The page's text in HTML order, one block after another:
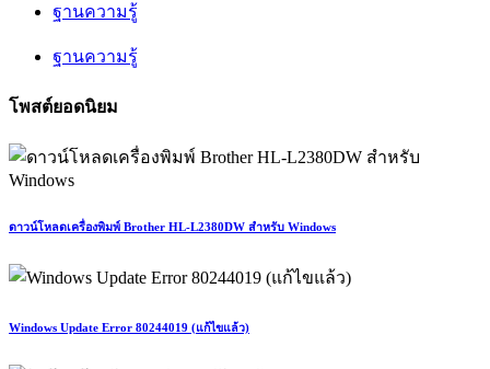
ฐานความรู้
ฐานความรู้
โพสต์ยอดนิยม
ดาวน์โหลดเครื่องพิมพ์ Brother HL-L2380DW สำหรับ Windows
Windows Update Error 80244019 (แก้ไขแล้ว)